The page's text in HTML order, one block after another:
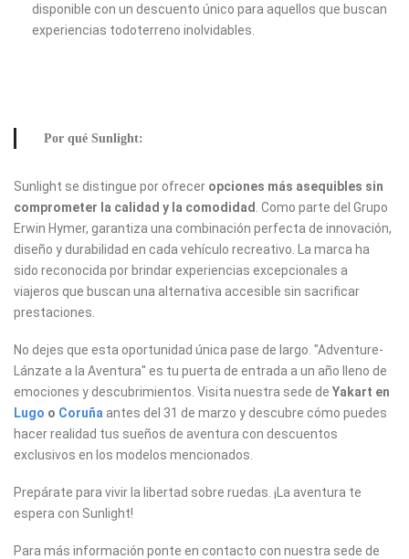
disponible con un descuento único para aquellos que buscan
experiencias todoterreno inolvidables.
Por qué Sunlight:
Sunlight se distingue por ofrecer opciones más asequibles sin
comprometer la calidad y la comodidad . Como parte del Grupo
Erwin Hymer, garantiza una combinación perfecta de innovación,
diseño y durabilidad en cada vehículo recreativo. La marca ha
sido reconocida por brindar experiencias excepcionales a
viajeros que buscan una alternativa accesible sin sacrificar
prestaciones.
No dejes que esta oportunidad única pase de largo. "Adventure-
Lánzate a la Aventura" es tu puerta de entrada a un año lleno de
emociones y descubrimientos. Visita nuestra sede de Yakart en
Lugo o Coruña antes del 31 de marzo y descubre cómo puedes
hacer realidad tus sueños de aventura con descuentos
exclusivos en los modelos mencionados.
Prepárate para vivir la libertad sobre ruedas. ¡La aventura te
espera con Sunlight!
Para más información ponte en contacto con nuestra sede de